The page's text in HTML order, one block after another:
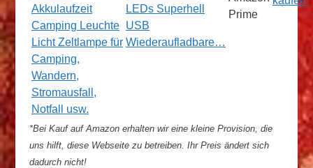
LEDs Superhell
USB
Wiederaufladbare…
*Bei Kauf auf Amazon erhalten wir eine kleine Provision, die
uns hilft, diese Webseite zu betreiben. Ihr Preis ändert sich
dadurch nicht!